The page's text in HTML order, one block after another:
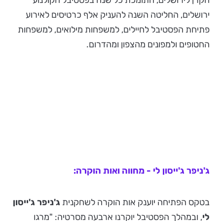
ירושלים, החליטה השנה להעניק אלף כרטיסים לאירוע
פתיחת הפסטיבל לחיילים, למשפחות מילואים, למשפחות
החטופים ולמפונים מהצפון ומהדרום.
ג'ניפר ג'ייסון לי - מחווה ואות הוקרה:
בטקס הפתיחה יוענק אות הוקרה לשחקנית ג'ניפר ג'ייסון
לי, ובמהלך הפסטיבל יוקרנו ארבעה מסרטיה: "מרגו